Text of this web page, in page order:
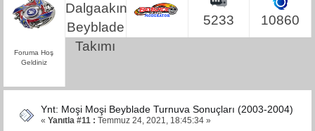
Dalgaakın
Beyblade
Takımı
5233 10860
Foruma Hoş
Geldiniz
Ynt: Moşi Moşi Beyblade Turnuva Sonuçları (2003-2004)
« Yanıtla #11 : Temmuz 24, 2021, 18:45:34 »